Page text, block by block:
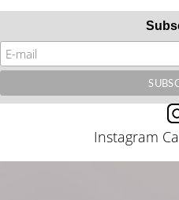
Instagram